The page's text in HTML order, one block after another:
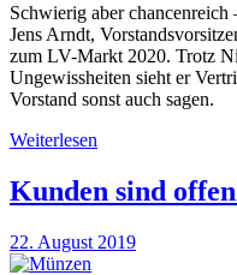
Schwierig aber
Jens Arndt,
zum LV-Markt 2020. Trotz
Ungewissheiten sieht er
Vorstand sonst auch sagen.
Weiterlesen
Kunden sind
22. August 2019